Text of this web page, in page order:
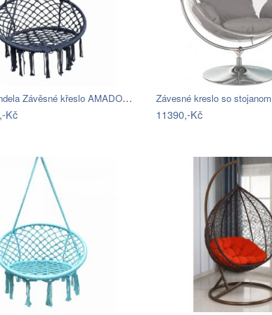
Tempo Kondela Závěsné křeslo AMADO 2…
Kč
Závesné kreslo so
11390,-Kč